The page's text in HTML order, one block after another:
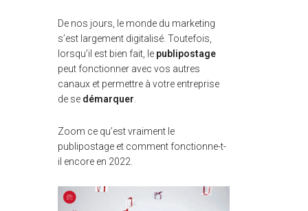
De nos jours, le monde du marketing
s’est largement digitalisé. Toutefois,
lorsqu'il est bien fait, le publipostage
peut fonctionner avec vos autres
canaux et permettre à votre entreprise
de se démarquer
Zoom ce qu’est vraiment le
publipostage et comment fonctionne-t-
il encore en 2022.